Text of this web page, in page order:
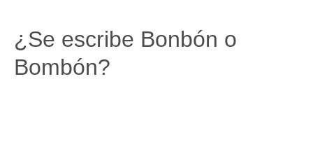
¿Se escribe Bonbón o
Bombón?